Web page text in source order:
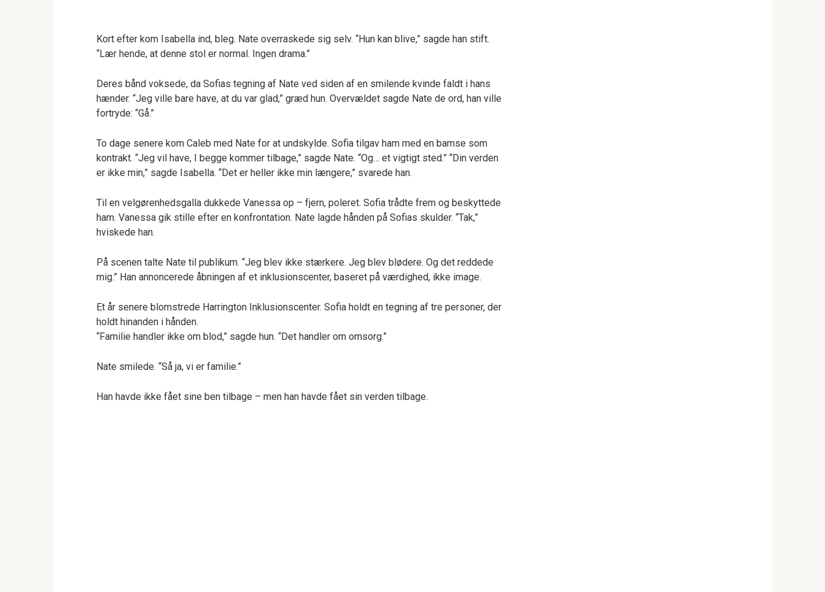
Kort efter kom Isabella ind, bleg. Nate overraskede sig selv. “Hun kan blive,” sagde han stift.
“Lær hende, at denne stol er normal. Ingen drama.”
Deres bånd voksede, da Sofias tegning af Nate ved siden af en smilende kvinde faldt i hans
hænder. “Jeg ville bare have, at du var glad,” græd hun. Overvældet sagde Nate de ord, han ville
fortryde: “Gå.”
To dage senere kom Caleb med Nate for at undskylde. Sofia tilgav ham med en bamse som
kontrakt. “Jeg vil have, I begge kommer tilbage,” sagde Nate. “Og… et vigtigt sted.” “Din verden
er ikke min,” sagde Isabella. “Det er heller ikke min længere,” svarede han.
Til en velgørenhedsgalla dukkede Vanessa op – fjern, poleret. Sofia trådte frem og beskyttede
ham. Vanessa gik stille efter en konfrontation. Nate lagde hånden på Sofias skulder. “Tak,”
hviskede han.
På scenen talte Nate til publikum. “Jeg blev ikke stærkere. Jeg blev blødere. Og det reddede
mig.” Han annoncerede åbningen af et inklusionscenter, baseret på værdighed, ikke image.
Et år senere blomstrede Harrington Inklusionscenter. Sofia holdt en tegning af tre personer, der
holdt hinanden i hånden.
“Familie handler ikke om blod,” sagde hun. “Det handler om omsorg.”
Nate smilede. “Så ja, vi er familie.”
Han havde ikke fået sine ben tilbage – men han havde fået sin verden tilbage.